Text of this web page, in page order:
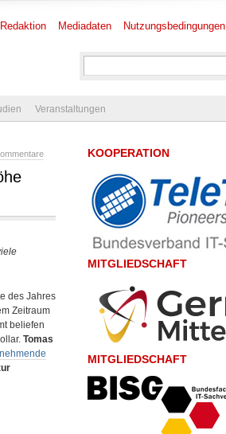
Redaktion Mediadaten Nutzungsbedingungen
Veranstaltungen
des Jahres
Zeitraum
beliefen
Tomas
KOOPERATION
MITGLIEDSCHAFT
MITGLIEDSCHAFT